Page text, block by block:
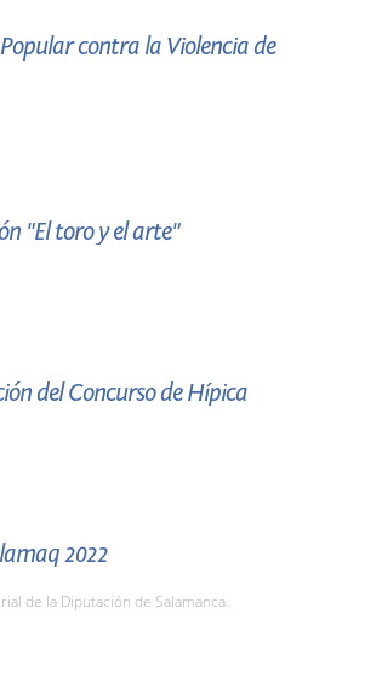
contra la Violencia de
"El toro y el arte"
del Concurso de Hípica
2022
de la Diputación de Salamanca.